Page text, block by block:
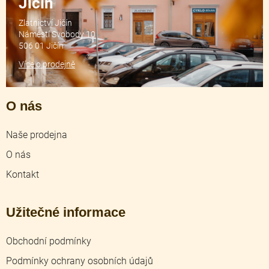
O nás
Naše prodejna
O nás
Kontakt
Užitečné informace
Obchodní podmínky
Podmínky ochrany osobních údajů
Zlatnictví Jičín
Náměstí Svobody 10
506 01 Jičín
Více o prodejně